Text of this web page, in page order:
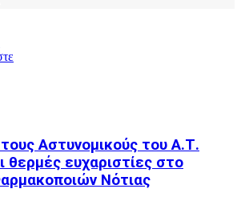
Αστυνομικούς του Α.Τ.
θερμές ευχαριστίες στο
Νότιας